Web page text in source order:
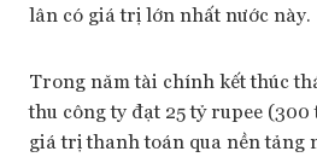
lân có giá trị lớn nhất nước này.
Trong năm tài chính kết thúc
thu công ty đạt 25 tỷ rupee
giá trị thanh toán qua nền tảng